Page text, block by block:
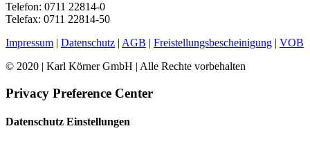
Telefon: 0711 22814-0
Telefax: 0711 22814-50
Impressum | Datenschutz | AGB | Freistellungsbescheinigung | VOB
© 2020 | Karl Körner GmbH | Alle Rechte vorbehalten
Privacy Preference Center
Datenschutz Einstellungen